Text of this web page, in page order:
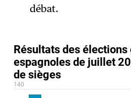
débat.